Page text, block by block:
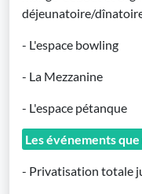
déjeunatoire/
- L'espace bowling
- La Mezzanine
- L'espace pétanque
Les événements
- Privatisation totale